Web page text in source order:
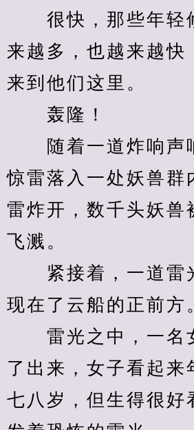
很快，那些年轻
来越多，也越来越快
来到他们这里。
轰隆！
随着一道炸响声
惊雷落入一处妖兽群
雷炸开，数千头妖兽
飞溅。
紧接着，一道雷
现在了云船的正前方
雷光之中，一名
了出来，女子看起来
七八岁，但生得很好